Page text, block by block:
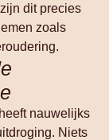
dit precies
zoals
nauwelijks
Niets